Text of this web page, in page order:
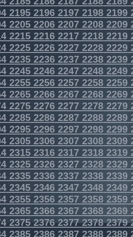
21952196219721982199
22052206220722082209
22152216221722182219
22252226222722282229
223522362237 22382239
224522462247 22482249
225522562257 22582259
226522662267 22682269
227522762277 22782279
228522862287 22882289
229522962297 22982299
230523062307 23082309
231523162317 23182319
232523262327 23282329
233523362337 23382339
234523462347 23482349
235523562357 23582359
236523662367 23682369
23752376237723782379
23852386238723882389